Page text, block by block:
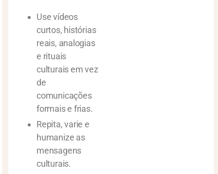
Use vídeos
curtos, histórias
reais, analogias
e rituais
culturais em vez
de
comunicações
formais e frias.
Repita, varie e
humanize as
mensagens
culturais.